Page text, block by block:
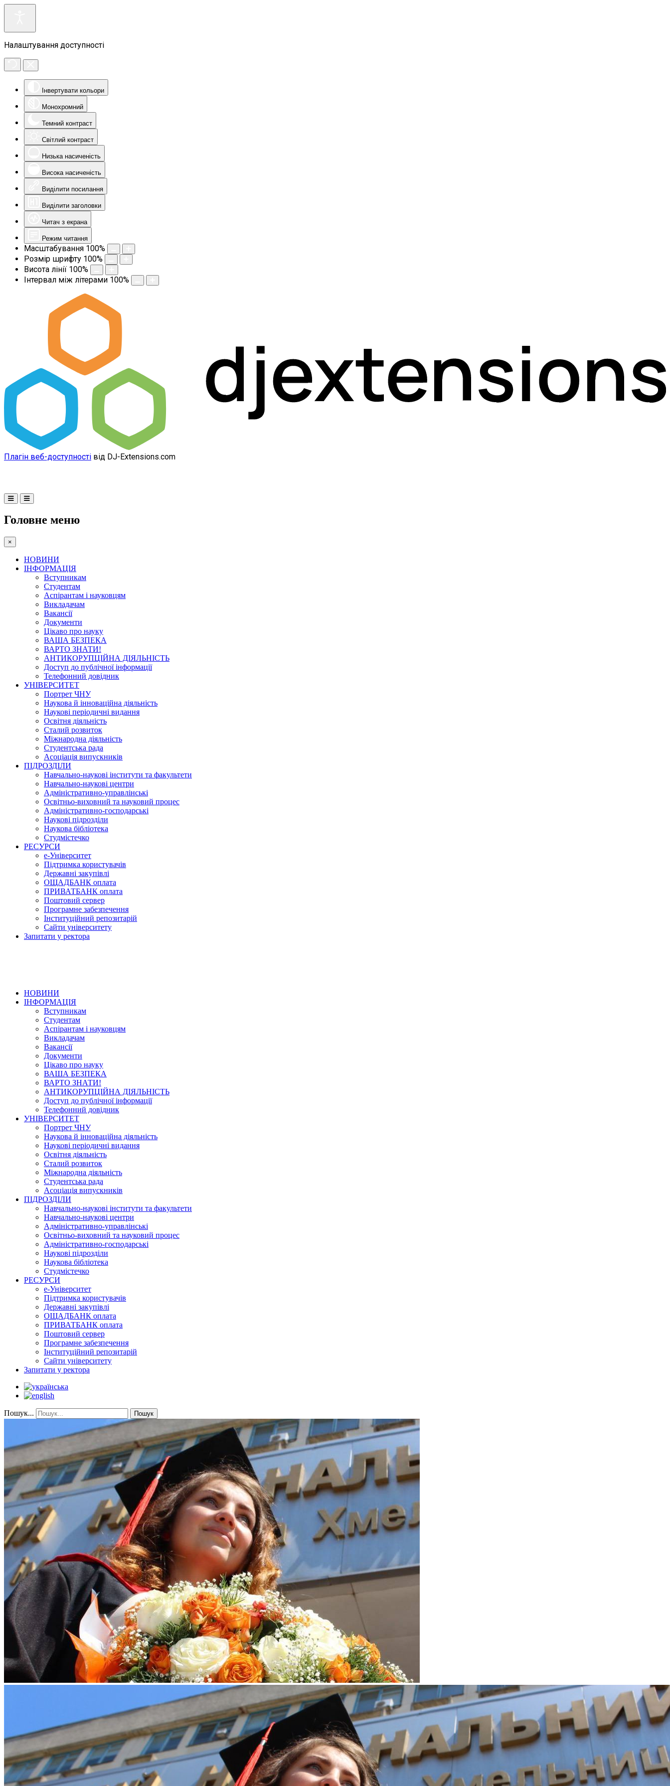
Налаштування доступності
Інвертувати кольори
Монохромний
Темний контраст
Світлий контраст
Низька насиченість
Висока насиченість
Виділити посилання
Виділити заголовки
Читач з екрана
Режим читання
Масштабування 100%
Розмір шрифту 100%
Висота лінії 100%
Інтервал між літерами 100%
Плагін веб-доступності від DJ-Extensions.com
Головне меню
×
НОВИНИ
ІНФОРМАЦІЯ
Вступникам
Студентам
Аспірантам і науковцям
Викладачам
Вакансії
Документи
Цікаво про науку
ВАША БЕЗПЕКА
ВАРТО ЗНАТИ!
АНТИКОРУПЦІЙНА ДІЯЛЬНІСТЬ
Доступ до публічної інформації
Телефонний довідник
УНІВЕРСИТЕТ
Портрет ЧНУ
Наукова й інноваційна діяльність
Наукові періодичні видання
Освітня діяльність
Сталий розвиток
Міжнародна діяльність
Студентська рада
Асоціація випускників
ПІДРОЗДІЛИ
Навчально-наукові інститути та факультети
Навчально-наукові центри
Адміністративно-управлінські
Освітньо-виховний та науковий процес
Адміністративно-господарські
Наукові підрозділи
Наукова бібліотека
Студмістечко
РЕСУРСИ
е-Університет
Підтримка користувачів
Державні закупівлі
ОЩАДБАНК оплата
ПРИВАТБАНК оплата
Поштовий сервер
Програмне забезпечення
Інституційний репозитарій
Сайти університету
Запитати у ректора
НОВИНИ
ІНФОРМАЦІЯ
Вступникам
Студентам
Аспірантам і науковцям
Викладачам
Вакансії
Документи
Цікаво про науку
ВАША БЕЗПЕКА
ВАРТО ЗНАТИ!
АНТИКОРУПЦІЙНА ДІЯЛЬНІСТЬ
Доступ до публічної інформації
Телефонний довідник
УНІВЕРСИТЕТ
Портрет ЧНУ
Наукова й інноваційна діяльність
Наукові періодичні видання
Освітня діяльність
Сталий розвиток
Міжнародна діяльність
Студентська рада
Асоціація випускників
ПІДРОЗДІЛИ
Навчально-наукові інститути та факультети
Навчально-наукові центри
Адміністративно-управлінські
Освітньо-виховний та науковий процес
Адміністративно-господарські
Наукові підрозділи
Наукова бібліотека
Студмістечко
РЕСУРСИ
е-Університет
Підтримка користувачів
Державні закупівлі
ОЩАДБАНК оплата
ПРИВАТБАНК оплата
Поштовий сервер
Програмне забезпечення
Інституційний репозитарій
Сайти університету
Запитати у ректора
Пошук... Пошук